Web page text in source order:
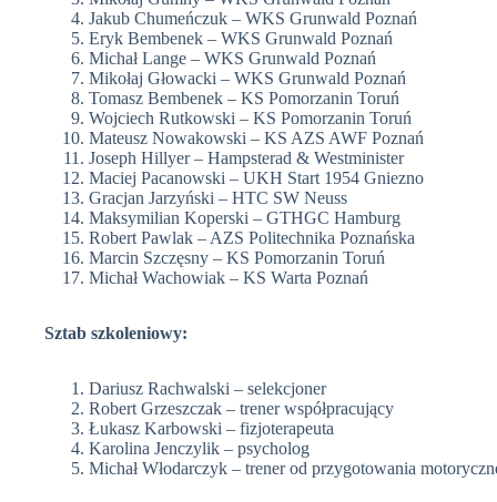
Jakub Chumeńczuk – WKS Grunwald Poznań
Eryk Bembenek – WKS Grunwald Poznań
Michał Lange – WKS Grunwald Poznań
Mikołaj Głowacki – WKS Grunwald Poznań
Tomasz Bembenek – KS Pomorzanin Toruń
Wojciech Rutkowski – KS Pomorzanin Toruń
Mateusz Nowakowski – KS AZS AWF Poznań
Joseph Hillyer – Hampsterad & Westminister
Maciej Pacanowski – UKH Start 1954 Gniezno
Gracjan Jarzyński – HTC SW Neuss
Maksymilian Koperski – GTHGC Hamburg
Robert Pawlak – AZS Politechnika Poznańska
Marcin Szczęsny – KS Pomorzanin Toruń
Michał Wachowiak – KS Warta Poznań
Sztab szkoleniowy:
Dariusz Rachwalski – selekcjoner
Robert Grzeszczak – trener współpracujący
Łukasz Karbowski – fizjoterapeuta
Karolina Jenczylik – psycholog
Michał Włodarczyk – trener od przygotowania